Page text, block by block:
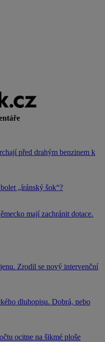
před drahým benzinem k
„íránský šok“?
mají zachránit dotace.
Zrodil se nový intervenční
dluhopisu. Dobrá, nebo
ocitne na šikmé ploše